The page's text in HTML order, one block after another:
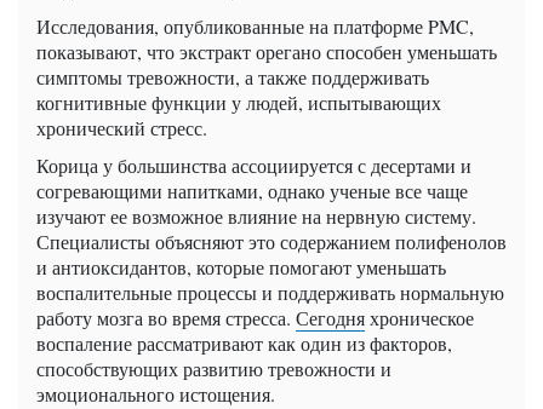
Исследования, опубликованные на платформе PMC,
показывают, что экстракт орегано способен уменьшать
симптомы тревожности, а также поддерживать
когнитивные функции у людей, испытывающих
хронический стресс.
Корица у большинства ассоциируется с десертами и
согревающими напитками, однако ученые все чаще
изучают ее возможное влияние на нервную систему.
Специалисты объясняют это содержанием полифенолов
и антиоксидантов, которые помогают уменьшать
воспалительные процессы и поддерживать нормальную
работу мозга во время стресса. Сегодняхроническое
воспаление рассматривают как один из факторов,
способствующих развитию тревожности и
эмоционального истощения.